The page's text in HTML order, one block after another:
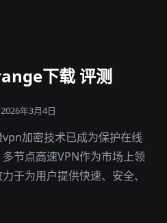
下载 评测
年3月4日
加密技术已成为保护在线
节点高速VPN作为市场上领
于为用户提供快速、安全、